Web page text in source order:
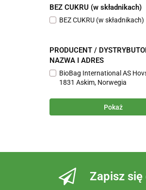
BEZ CUKRU (w składnikach)
BEZ CUKRU (w składnikach)
PRODUCENT /
NAZWA I ADRES
BioBag International AS
1831 Askim, Norwegia
Pokaż
Zapisz